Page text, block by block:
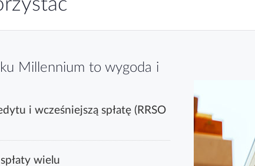
Millennium to wygoda i
i wcześniejszą spłatę (RRSO
wielu